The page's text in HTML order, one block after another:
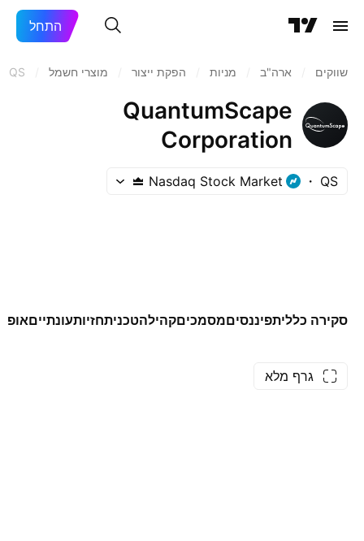
התחל
שווקים ארה"ב‏ מניות‏ הפקת ייצור מוצרי חשמל QS
QuantumScape
Corporation
QS
Nasdaq Stock Market
סקירה כלליתפיננסיםמסמכיםקהילהטכניתחזיותעונתיים
גרף מלא